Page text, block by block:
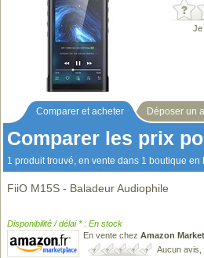
Je
Comparer et acheter Déposer un
Comparer les prix
1 produit trouvé, en vente dans 1 boutique en
FiiO M15S - Baladeur Audiophile
Disponibilité / délai * : En stock
En vente chez Amazon
Aucun avis,